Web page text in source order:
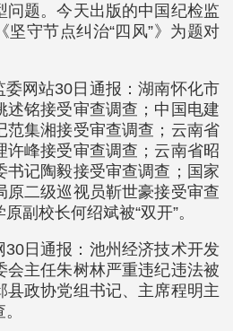
问题。今天出版的中国纪检监
坚守节点纠治“四风”》为题对
网站30日通报：湖南怀化市
述铭接受审查调查；中国电建
范集湘接受审查调查；云南省
许峰接受审查调查；云南省昭
书记陶毅接受审查调查；国家
原二级巡视员靳世豪接受审查
副校长何绍斌被“双开”。
日通报：池州经济技术开发
会主任朱树林严重违纪违法被
县政协党组书记、主席程明主